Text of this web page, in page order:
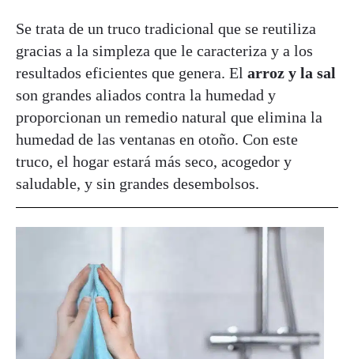
Se trata de un truco tradicional que se reutiliza
gracias a la simpleza que le caracteriza y a los
resultados eficientes que genera. El arroz y la sal
son grandes aliados contra la humedad y
proporcionan un remedio natural que elimina la
humedad de las ventanas en otoño. Con este
truco, el hogar estará más seco, acogedor y
saludable, y sin grandes desembolsos.